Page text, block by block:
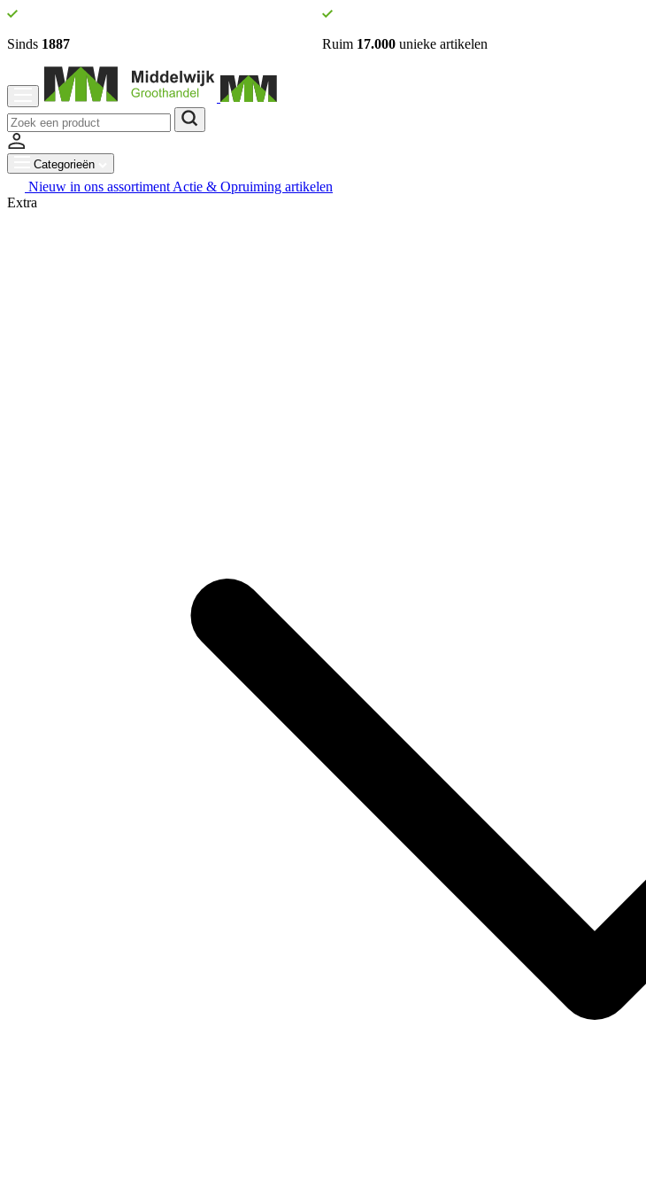
Sinds 1887 Ruim 17.000 unieke artikelen
Categorieën
Nieuw in ons assortiment Actie & Opruiming artikelen
Extra